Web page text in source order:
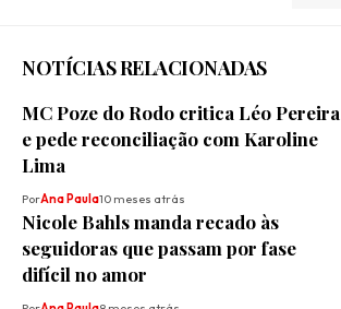
NOTÍCIAS RELACIONADAS
MC Poze do Rodo critica Léo Pereira
e pede reconciliação com Karoline
Lima
PorAna Paula10 meses atrás
Nicole Bahls manda recado às
seguidoras que passam por fase
difícil no amor